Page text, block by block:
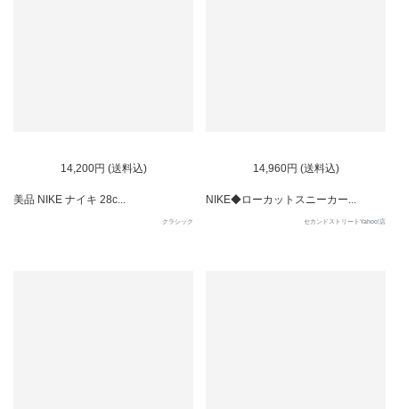
14,200円 (送料込)
美品 NIKE ナイキ 28c...
クラシック
14,960円 (送料込)
NIKE◆ローカットスニーカー...
セカンドストリートYahoo!店